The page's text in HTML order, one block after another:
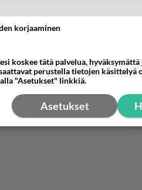
korjaaminen
koskee tätä palvelua,
perustella tietojen käsittelyä
"Asetukset" linkkiä.
Asetukset